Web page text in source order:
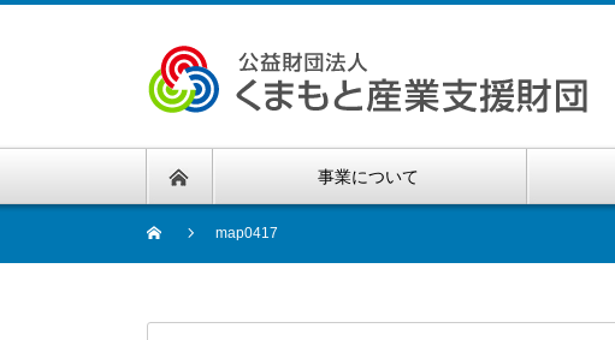
事業について
map0417